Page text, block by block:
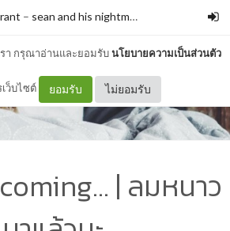
รา กรุณาอ่านและยอมรับนโยบายความเป็นส่วนตัว
ว็บไซต์ ยอมรับ ไม่ยอมรับ
– sean and his nightmares
| ลมหนาว